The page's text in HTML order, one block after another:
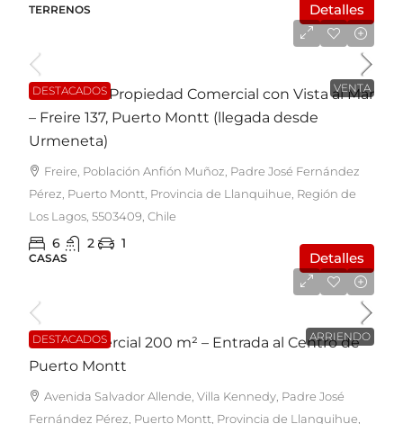
TERRENOS Detalles
DESTACADOS VENTA
EN VENTA: Propiedad Comercial con Vista al Mar
– Freire 137, Puerto Montt (llegada desde
Urmeneta)
Freire, Población Anfión Muñoz, Padre José Fernández
Pérez, Puerto Montt, Provincia de Llanquihue, Región de
Los Lagos, 5503409, Chile
6 2 1
CASAS Detalles
DESTACADOS ARRIENDO
Local Comercial 200 m² – Entrada al Centro de
Puerto Montt
Avenida Salvador Allende, Villa Kennedy, Padre José
Fernández Pérez, Puerto Montt, Provincia de Llanquihue,